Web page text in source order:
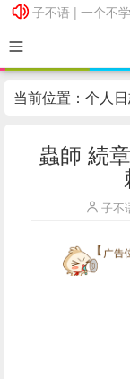
子不语 | 一个不
子不语 | 一个不
当前位置： 个人
蟲師 続
子不